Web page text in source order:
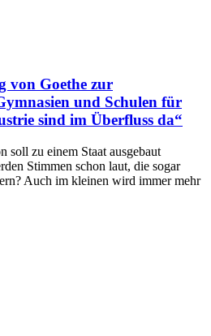
von Goethe zur
und Schulen für
sind im Überfluss da“
soll zu einem Staat ausgebaut
Stimmen schon laut, die sogar
Auch im kleinen wird immer mehr